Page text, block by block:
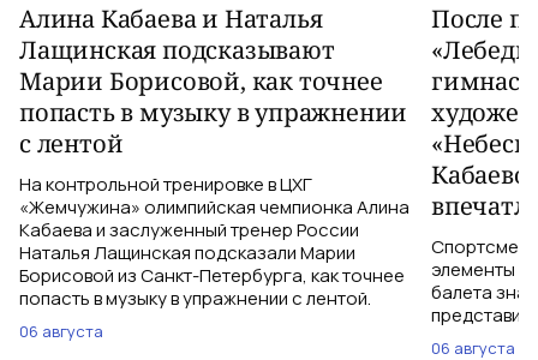
Алина Кабаева и Наталья
Лащинская подсказывают
Марии Борисовой, как точнее
попасть в музыку в упражнении
с лентой
На контрольной тренировке в ЦХГ
«Жемчужина» олимпийская чемпионка Алина
Кабаева и заслуженный тренер России
Наталья Лащинская подсказали Марии
Борисовой из Санкт-Петербурга, как точнее
попасть в музыку в упражнении с лентой.
06 августа
После
элементы
балета
06 августа